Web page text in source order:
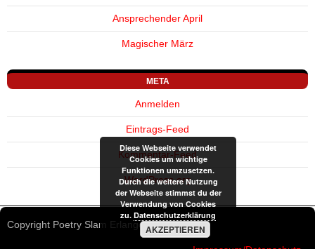
Ansprechender April
Magischer März
META
Anmelden
Eintrags-Feed
Kommentar-Feed
WordPress.org
Copyright Poetry Slam Erlangen © 2002-2026
Diese Webseite verwendet
Cookies um wichtige
Funktionen umzusetzen.
Durch die weitere Nutzung
der Webseite stimmst du der
Verwendung von Cookies
zu. Datenschutzerklärung
AKZEPTIEREN